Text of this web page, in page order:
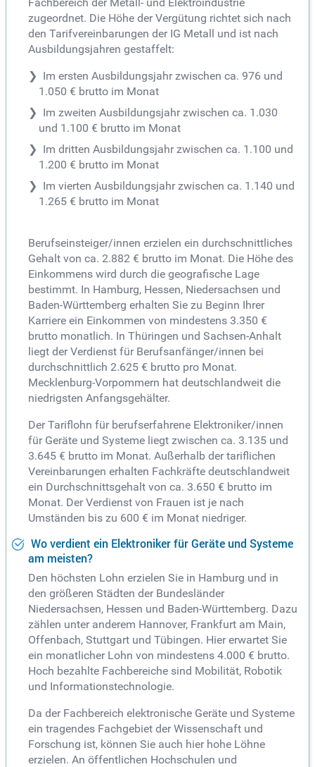
zugeordnet. Die Höhe der Vergütung richtet sich nach
den Tarifvereinbarungen der IG Metall und ist nach
Ausbildungsjahren gestaffelt:
Im ersten Ausbildungsjahr zwischen ca. 976 und
1.050 € brutto im Monat
Im zweiten Ausbildungsjahr zwischen ca. 1.030
und 1.100 € brutto im Monat
Im dritten Ausbildungsjahr zwischen ca. 1.100 und
1.200 € brutto im Monat
Im vierten Ausbildungsjahr zwischen ca. 1.140 und
1.265 € brutto im Monat
Berufseinsteiger/innen erzielen ein durchschnittliches
Gehalt von ca. 2.882 € brutto im Monat. Die Höhe des
Einkommens wird durch die geografische Lage
bestimmt. In Hamburg, Hessen, Niedersachsen und
Baden-Württemberg erhalten Sie zu Beginn Ihrer
Karriere ein Einkommen von mindestens 3.350 €
brutto monatlich. In Thüringen und Sachsen-Anhalt
liegt der Verdienst für Berufsanfänger/innen bei
durchschnittlich 2.625 € brutto pro Monat.
Mecklenburg-Vorpommern hat deutschlandweit die
niedrigsten Anfangsgehälter.
Der Tariflohn für berufserfahrene Elektroniker/innen
für Geräte und Systeme liegt zwischen ca. 3.135 und
3.645 € brutto im Monat. Außerhalb der tariflichen
Vereinbarungen erhalten Fachkräfte deutschlandweit
ein Durchschnittsgehalt von ca. 3.650 € brutto im
Monat. Der Verdienst von Frauen ist je nach
Umständen bis zu 600 € im Monat niedriger.
Wo verdient ein Elektroniker für Geräte und Systeme
am meisten?
Den höchsten Lohn erzielen Sie in Hamburg und in
den größeren Städten der Bundesländer
Niedersachsen, Hessen und Baden-Württemberg. Dazu
zählen unter anderem Hannover, Frankfurt am Main,
Offenbach, Stuttgart und Tübingen. Hier erwartet Sie
ein monatlicher Lohn von mindestens 4.000 € brutto.
Hoch bezahlte Fachbereiche sind Mobilität, Robotik
und Informationstechnologie.
Da der Fachbereich elektronische Geräte und Systeme
ein tragendes Fachgebiet der Wissenschaft und
Forschung ist, können Sie auch hier hohe Löhne
erzielen. An öffentlichen Hochschulen und